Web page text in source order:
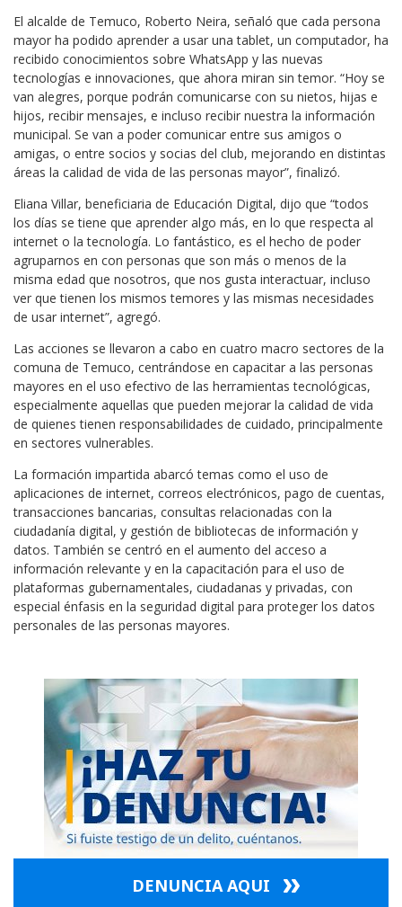
El alcalde de Temuco, Roberto Neira, señaló que cada persona
mayor ha podido aprender a usar una tablet, un computador, ha
recibido conocimientos sobre WhatsApp y las nuevas
tecnologías e innovaciones, que ahora miran sin temor. “Hoy se
van alegres, porque podrán comunicarse con su nietos, hijas e
hijos, recibir mensajes, e incluso recibir nuestra la información
municipal. Se van a poder comunicar entre sus amigos o
amigas, o entre socios y socias del club, mejorando en distintas
áreas la calidad de vida de las personas mayor”, finalizó.
Eliana Villar, beneficiaria de Educación Digital, dijo que “todos
los días se tiene que aprender algo más, en lo que respecta al
internet o la tecnología. Lo fantástico, es el hecho de poder
agruparnos en con personas que son más o menos de la
misma edad que nosotros, que nos gusta interactuar, incluso
ver que tienen los mismos temores y las mismas necesidades
de usar internet”, agregó.
Las acciones se llevaron a cabo en cuatro macro sectores de la
comuna de Temuco, centrándose en capacitar a las personas
mayores en el uso efectivo de las herramientas tecnológicas,
especialmente aquellas que pueden mejorar la calidad de vida
de quienes tienen responsabilidades de cuidado, principalmente
en sectores vulnerables.
La formación impartida abarcó temas como el uso de
aplicaciones de internet, correos electrónicos, pago de cuentas,
transacciones bancarias, consultas relacionadas con la
ciudadanía digital, y gestión de bibliotecas de información y
datos. También se centró en el aumento del acceso a
información relevante y en la capacitación para el uso de
plataformas gubernamentales, ciudadanas y privadas, con
especial énfasis en la seguridad digital para proteger los datos
personales de las personas mayores.
DENUNCIA AQUI